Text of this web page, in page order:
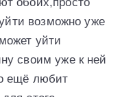
возможно уже
уйти
своим уже к ней
ещё любит